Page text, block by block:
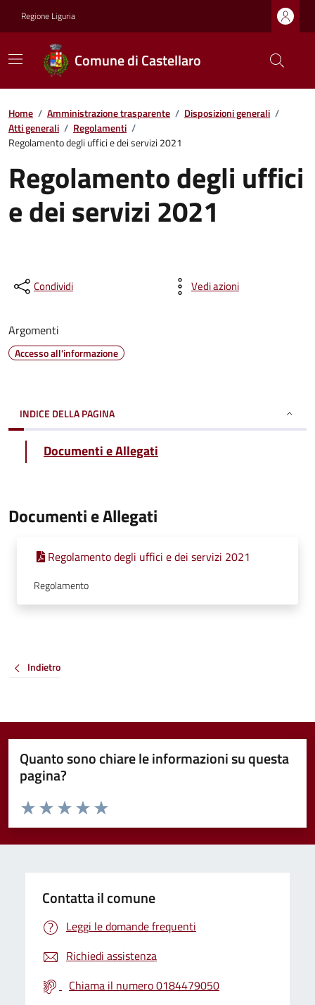
Regione Liguria
Comune di Castellaro
Home / Amministrazione trasparente / Disposizioni generali /
Atti generali / Regolamenti /
Regolamento degli uffici e dei servizi 2021
Regolamento degli uffici
e dei servizi 2021
Condividi Vedi azioni
Argomenti
Accesso all'informazione
INDICE DELLA PAGINA
Documenti e Allegati
Documenti e Allegati
Regolamento degli uffici e dei servizi 2021
Regolamento
Indietro
Quanto sono chiare le informazioni su questa
pagina?
Valuta da 1 a 5 stelle la pagina
Valuta 5 stelle su 5
Valuta 4 stelle su 5
Valuta 3 stelle su 5
Valuta 2 stelle su 5
Valuta 1 stelle su 5
Contatta il comune
Leggi le domande frequenti
Richiedi assistenza
Chiama il numero 0184479050